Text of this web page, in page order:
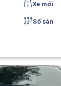
Xe mới
Số sàn